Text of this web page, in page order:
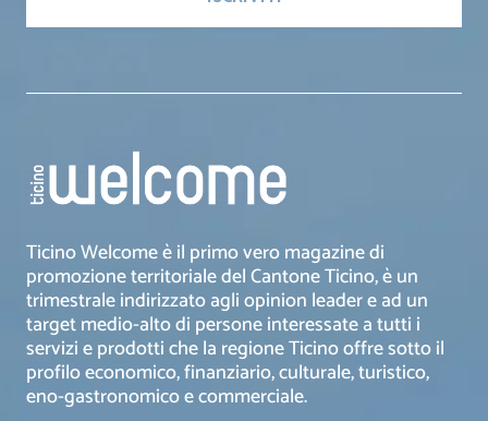
Ticino Welcome è il primo vero magazine di
promozione territoriale del Cantone Ticino, è un
trimestrale indirizzato agli opinion leader e ad un
target medio-alto di persone interessate a tutti i
servizi e prodotti che la regione Ticino offre sotto il
profilo economico, finanziario, culturale, turistico,
eno-gastronomico e commerciale.